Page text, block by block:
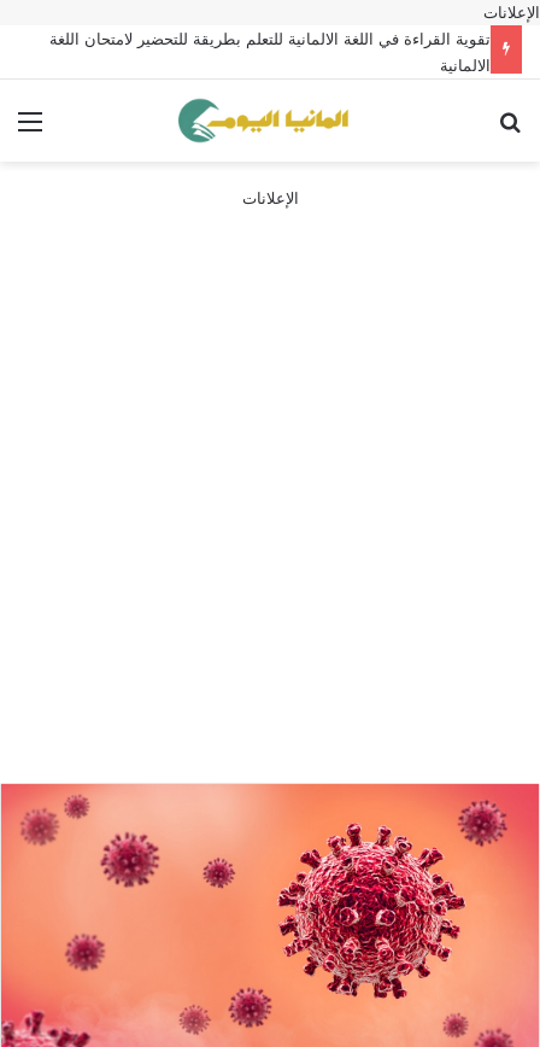
الإعلانات
تقوية القراءة في اللغة الالمانية للتعلم بطريقة للتحضير لامتحان اللغة
الالمانية
الإعلانات